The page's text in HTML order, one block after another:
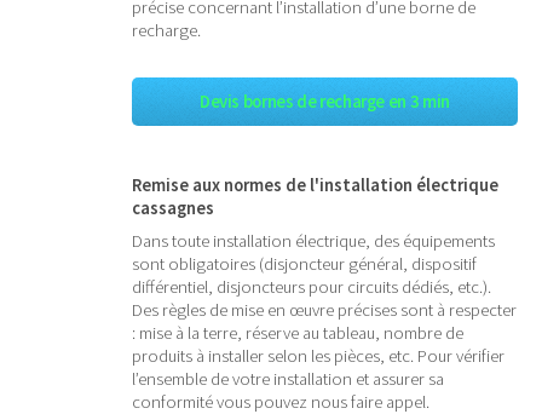
précise concernant l’installation d’une borne de
recharge.
Devis bornes de recharge en 3 min
Remise aux normes de l'installation électrique
cassagnes
Dans toute installation électrique, des équipements
sont obligatoires (disjoncteur général, dispositif
différentiel, disjoncteurs pour circuits dédiés, etc.).
Des règles de mise en œuvre précises sont à respecter
: mise à la terre, réserve au tableau, nombre de
produits à installer selon les pièces, etc. Pour vérifier
l’ensemble de votre installation et assurer sa
conformité vous pouvez nous faire appel.